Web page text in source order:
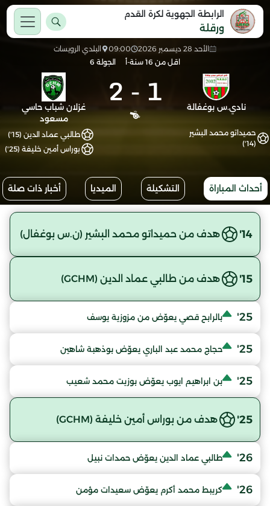
الرابطة الجهوية لكرة القدم
ورقلة
الأحد 28 ديسمبر 2026 09:00
البلدي الرويسات
اقل من 16 سنة-أ
الجولة 6
نادي.س بوغفالة 1
-
2
غزلان شباب حاسي
مسعود
حميداتو محمد البشير
(14')
طالبي عماد الدين (15')
بوراس أمين خليفة (25')
أحداث المباراة التشكيلة الميديا أخبار ذات صلة
14' هدف من حميداتو محمد البشير (ن.س بوغفال)
15' هدف من طالبي عماد الدين (GCHM)
25' بالرابح قصي يعوّض من مزوزية يوسف
25' حجاج محمد عبد الباري يعوّض بوذهبة شاهين
25' بن ابراهيم ايوب يعوّض بوزيت محمد شعيب
25' هدف من بوراس أمين خليفة (GCHM)
26' طالبي عماد الدين يعوّض حمدات نبيل
26' كريبط محمد أكرم يعوّض سعيدات مؤمن